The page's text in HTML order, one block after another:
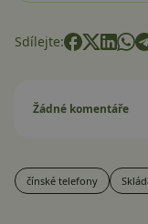
Sdílejte:
Žádné komentáře
čínské telefony